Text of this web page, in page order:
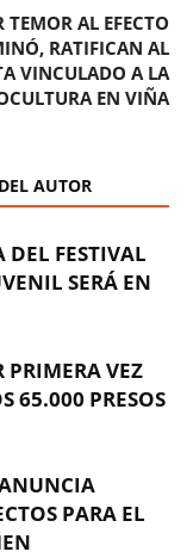
TEMOR AL EFECTO
RATIFICAN AL
VINCULADO A LA
EN VIÑA
AUTOR
DEL FESTIVAL
SERÁ EN
PRIMERA VEZ
65.000 PRESOS
PARA EL